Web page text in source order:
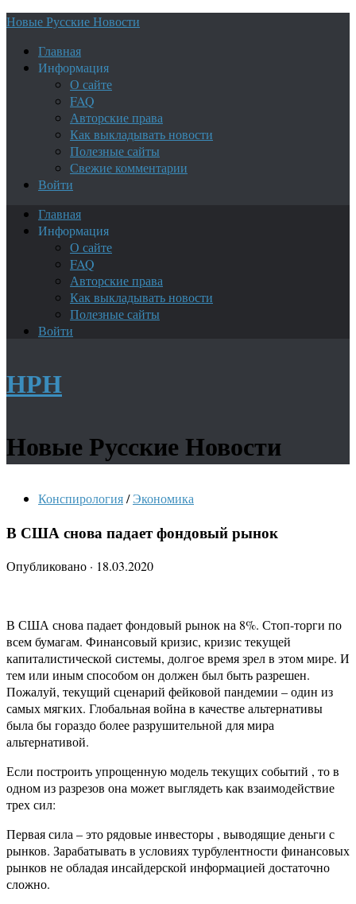
Новые Русские Новости
Главная
Информация
О сайте
FAQ
Авторские права
Как выкладывать новости
Полезные сайты
Свежие комментарии
Войти
Главная
Информация
О сайте
FAQ
Авторские права
Как выкладывать новости
Полезные сайты
Войти
НРН
Новые Русские Новости
Конспирология/ Экономика
В США снова падает фондовый рынок
Опубликовано · 18.03.2020
В США снова падает фондовый рынок на 8%. Стоп-торги по
всем бумагам. Финансовый кризис, кризис текущей
капиталистической системы, долгое время зрел в этом мире. И
тем или иным способом он должен был быть разрешен.
Пожалуй, текущий сценарий фейковой пандемии – один из
самых мягких. Глобальная война в качестве альтернативы
была бы гораздо более разрушительной для мира
альтернативой.
Если построить упрощенную модель текущих событий , то в
одном из разрезов она может выглядеть как взаимодействие
трех сил:
Первая сила – это рядовые инвесторы , выводящие деньги с
рынков. Зарабатывать в условиях турбулентности финансовых
рынков не обладая инсайдерской информацией достаточно
сложно.